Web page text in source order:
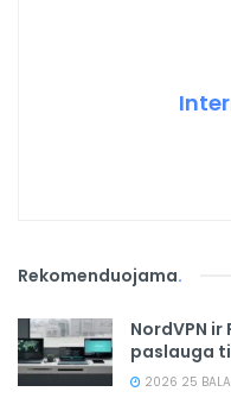
Rekomenduojama.
NordVPN
paslauga
2026 25